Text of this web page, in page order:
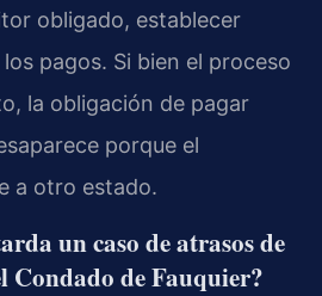
obligado, establecer
pagos. Si bien el proceso
la obligación de pagar
porque el
a otro estado.
un caso de atrasos de
Condado de Fauquier?